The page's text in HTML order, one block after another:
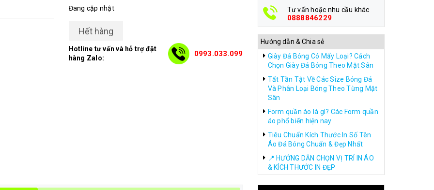
Đang cập nhật
Hết hàng
Hotline tư vấn và hỗ trợ đặt
hàng Zalo:
0993.033.099
Tư vấn hoặc nhu cầu khác
0888846229
Hướng dẫn & Chia sẻ
Giày Đá Bóng Có Mấy Loại? Cách
Chọn Giày Đá Bóng Theo Mặt Sân
Tất Tần Tật Về Các Size Bóng Đá
Và Phân Loại Bóng Theo Từng Mặt
Sân
Form quần áo là gì? Các Form quần
áo phổ biến hiện nay
Tiêu Chuẩn Kích Thước In Số Tên
Áo Đá Bóng Chuẩn & Đẹp Nhất
📍 HƯỚNG DẪN CHỌN VỊ TRÍ IN ÁO
& KÍCH THƯỚC IN ĐẸP